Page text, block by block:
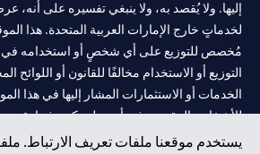
يستخدم موقعنا ملفات تعريف الارتباط.
إليها. ولا يُقصد به، ولا ينبغي تفسيره على
لخدماتٍ خارج الإمارات العربية المتحدة. هذا
مُخصص للتوزيع على أي شخصٍ أو استخدامه في
التوزيع أو الاستخدام مخالفًا للقانون أو اللوائح
الخدمات أو الاستثمارات المشار إليها في هذا
للأشخاص المقيمين في أي دولةٍ يكون فيها تقديم
الاستثمارات مخالفًا للقانون أو اللوائح المحلية.